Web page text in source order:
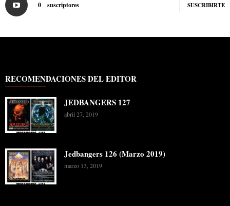
0 suscriptores SUSCRIBIRTE
RECOMENDACIONES DEL EDITOR
JEDBANGERS 127
abril 27, 2019
Jedbangers 126 (Marzo 2019)
marzo 13, 2019